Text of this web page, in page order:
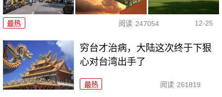
最热 阅读 247054 12-25
穷台才治病，大陆这次终于下狠
心对台湾出手了
最热 阅读 261819